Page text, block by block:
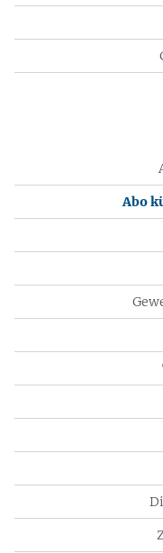
Abo